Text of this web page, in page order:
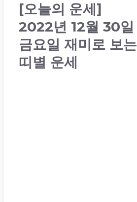
[오늘의 운세]
2022년 12월 30일
금요일 재미로 보는
띠별 운세